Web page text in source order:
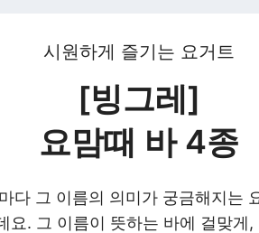
시원하게 즐기는 요거트
[빙그레]
요맘때 바 4종
그 이름의 의미가 궁금해지는
요. 그 이름이 뜻하는 바에 걸맞